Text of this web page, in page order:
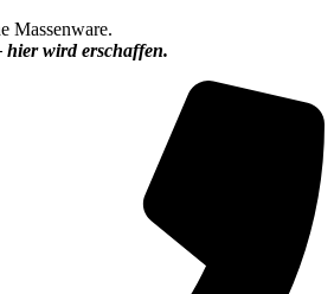
Massenware.
wird erschaffen.